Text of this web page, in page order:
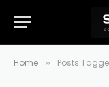
Home » Posts